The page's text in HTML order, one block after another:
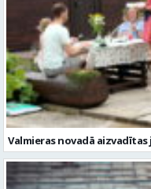
Valmieras novadā